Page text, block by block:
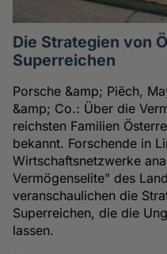
Die Strategien von
Superreichen
Porsche &amp; Piëch,
&amp; Co.: Über die
reichsten Familien
bekannt. Forschende in
Wirtschaftsnetzwerke
Vermögenselite” des
veranschaulichen die
Superreichen, die die
lassen.